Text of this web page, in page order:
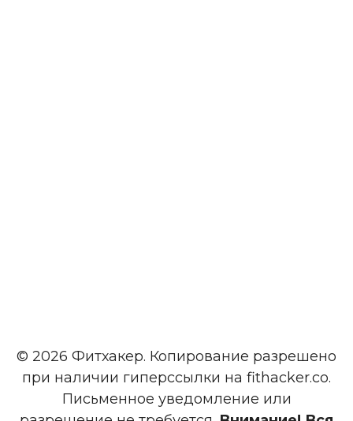
© 2026 Фитхакер. Копирование разрешено
при наличии гиперссылки на fithacker.co.
Письменное уведомление или